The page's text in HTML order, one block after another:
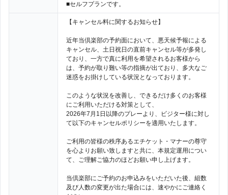
■セルフプランです。
【キャンセル料に関するお知らせ】
近年当倶楽部の予約面において、悪天候予報による
キャンセル、土日祝日の直前キャンセル等が多発し
ており、一方で真に利用を希望されるお客様から
は、予約が取り難い等の指摘が出ており、多大なご
迷惑をお掛けしている状況となっております。
このような状況を改善し、できるだけ多くのお客様
にご利用いただける対策として、
2026年7月1日以降のプレーより、ビジター様に対し
て以下のキャンセルポリシーを適用いたします。
ご利用の皆様の秩序あるエチケット・マナーの尊守
を心よりお願い致しますと共に、本規定運用につい
て、ご理解ご協力のほどお願い申し上げます。
当倶楽部にご予約のお申込みをいただいた後、組数
及び人数の変更が出た場合には、速やかにご連絡く